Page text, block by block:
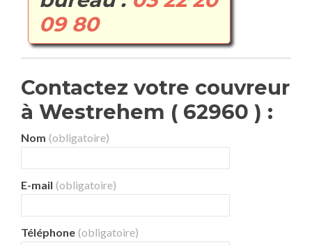
09 80
Contactez votre couvreur
à Westrehem ( 62960 ) :
Nom (obligatoire)
E-mail (obligatoire)
Téléphone (obligatoire)